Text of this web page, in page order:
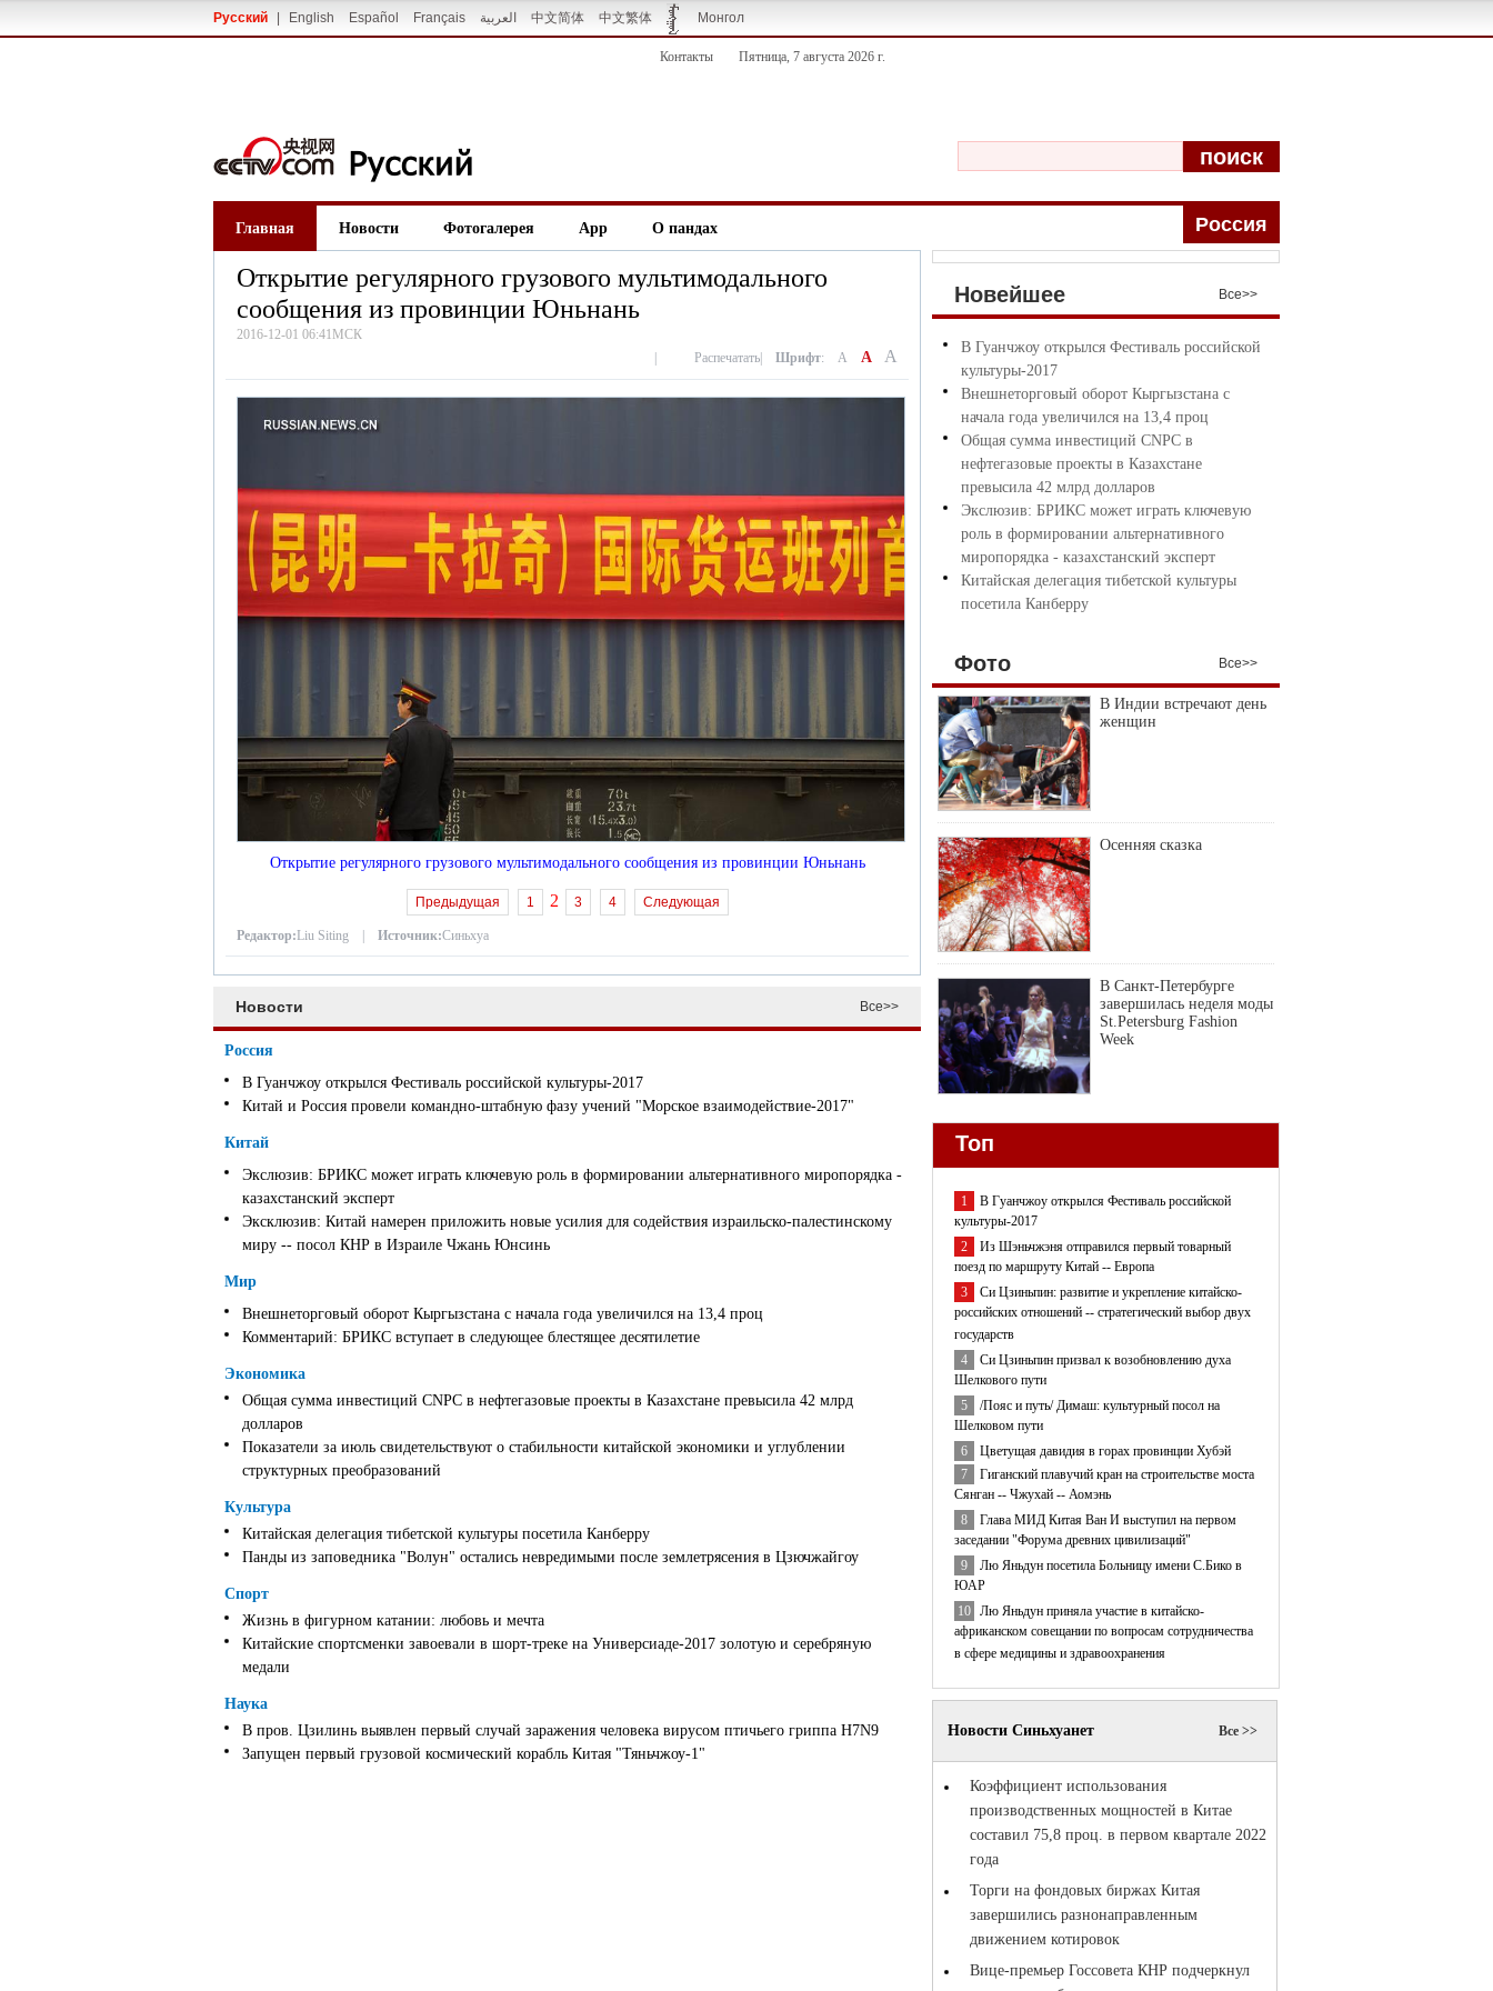
Русский English Español Français العربية 中文简体 中文繁体 Монгол
Контакты Пятница, 7 августа 2026 г.
поиск
Главная Новости Фотогалерея App О пандах Pоccия
Открытие регулярного грузового мультимодального
сообщения из провинции Юньнань
2016-12-01 06:41МСК
Распечатать Шрифт: A A A
Открытие регулярного грузового мультимодального сообщения из провинции Юньнань
Предыдущая 1 2 3 4 Следующая
Редактор:Liu Siting | Источник:Синьхуа
Новости Все>>
Россия
В Гуанчжоу открылся Фестиваль российской культуры-2017
Китай и Россия провели командно-штабную фазу учений "Морское взаимодействие-2017"
Китай
Экслюзив: БРИКС может играть ключевую роль в формировании альтернативного миропорядка -
казахстанский эксперт
Эксклюзив: Китай намерен приложить новые усилия для содействия израильско-палестинскому
миру -- посол КНР в Израиле Чжань Юнсинь
Мир
Внешнеторговый оборот Кыргызстана с начала года увеличился на 13,4 проц
Комментарий: БРИКС вступает в следующее блестящее десятилетие
Экономика
Общая сумма инвестиций CNPC в нефтегазовые проекты в Казахстане превысила 42 млрд
долларов
Показатели за июль свидетельствуют о стабильности китайской экономики и углублении
структурных преобразований
Культура
Китайская делегация тибетской культуры посетила Канберру
Панды из заповедника "Волун" остались невредимыми после землетрясения в Цзючжайгоу
Спорт
Жизнь в фигурном катании: любовь и мечта
Китайские спортсменки завоевали в шорт-треке на Универсиаде-2017 золотую и серебряную
медали
Наука
В пров. Цзилинь выявлен первый случай заражения человека вирусом птичьего гриппа H7N9
Запущен первый грузовой космический корабль Китая "Тяньчжоу-1"
Новейшее Bce>>
В Гуанчжоу открылся Фестиваль российской
культуры-2017
Внешнеторговый оборот Кыргызстана с
начала года увеличился на 13,4 проц
Общая сумма инвестиций CNPC в
нефтегазовые проекты в Казахстане
превысила 42 млрд долларов
Экслюзив: БРИКС может играть ключевую
роль в формировании альтернативного
миропорядка - казахстанский эксперт
Китайская делегация тибетской культуры
посетила Канберру
Фото Все>>
В Индии встречают день
женщин
Осенняя сказка
В Санкт-Петербурге
завершилась неделя моды
St.Petersburg Fashion
Week
Топ
1 В Гуанчжоу открылся Фестиваль российской
культуры-2017
2 Из Шэньчжэня отправился первый товарный
поезд по маршруту Китай -- Европа
3 Си Цзиньпин: развитие и укрепление китайско-
российских отношений -- стратегический выбор двух
государств
4 Си Цзиньпин призвал к возобновлению духа
Шелкового пути
5 /Пояс и путь/ Димаш: культурный посол на
Шелковом пути
6
Цветущая давидия в горах провинции Хубэй
7
Гиганский плавучий кран на строительстве моста
Сянган -- Чжухай -- Аомэнь
8 Глава МИД Китая Ван И выступил на первом
заседании "Форума древних цивилизаций"
9 Лю Яньдун посетила Больницу имени С.Бико в
ЮАР
10 Лю Яньдун приняла участие в китайско-
африканском совещании по вопросам сотрудничества
в сфере медицины и здравоохранения